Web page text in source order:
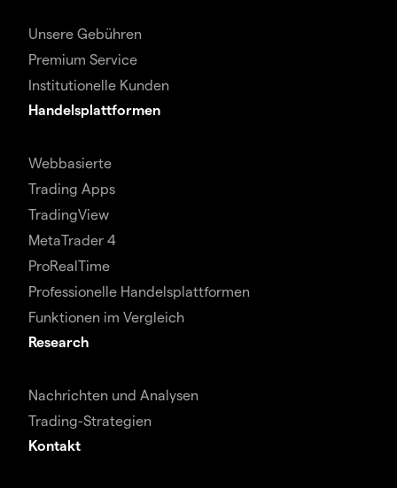
Unsere Gebühren
Premium Service
Institutionelle Kunden
Handelsplattformen
Webbasierte
Trading Apps
TradingView
MetaTrader 4
ProRealTime
Professionelle Handelsplattformen
Funktionen im Vergleich
Research
Nachrichten und Analysen
Trading-Strategien
Kontakt